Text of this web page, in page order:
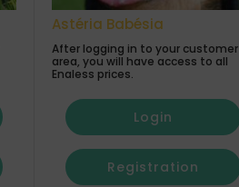
Astéria Babésia
After logging in to your customer
area, you will have access to all
Enaless prices.
Login
Registration